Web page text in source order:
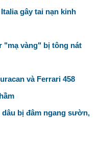
gây tai nạn kinh
"mạ vàng" bị tông nát
và Ferrari 458
dâu bị đâm ngang sườn,